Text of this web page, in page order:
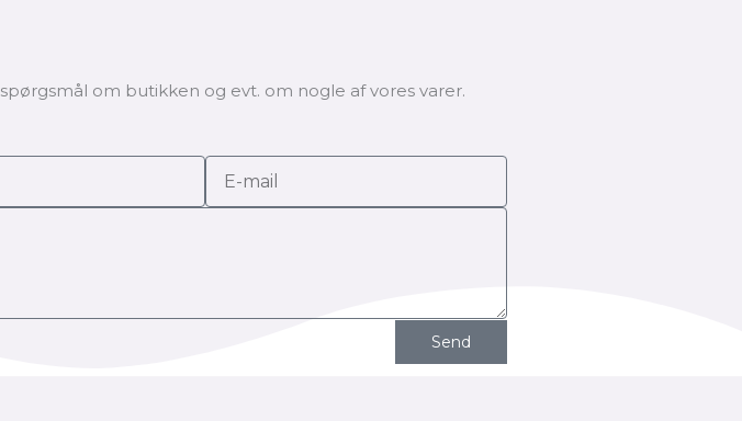
om butikken og evt. om nogle af vores varer.
Send